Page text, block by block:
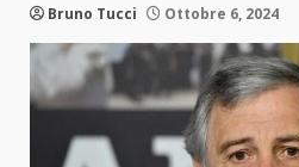
Bruno Tucci Ottobre 6, 2024